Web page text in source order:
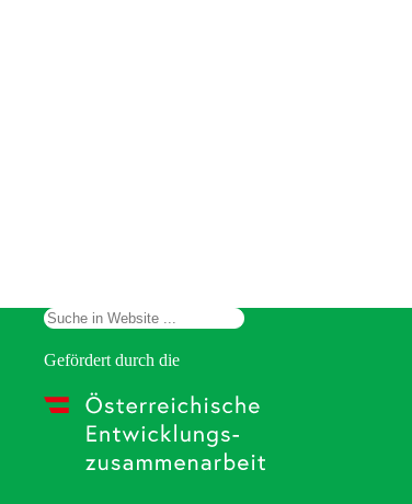
Suchen
Gefördert durch die